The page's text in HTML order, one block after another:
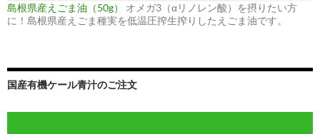
島根県産えごま油（50g）
オメガ3（αリノレン酸）を摂りたい方
に！島根県産えごま種実を低温圧搾生搾りしたえごま油です。
国産有機ケール青汁のご注文